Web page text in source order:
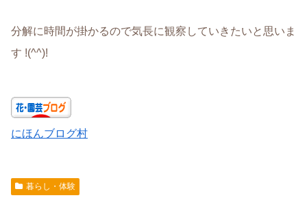
分解に時間が掛かるので気長に観察していきたいと思いま
す !(^^)!
にほんブログ村
暮らし・体験